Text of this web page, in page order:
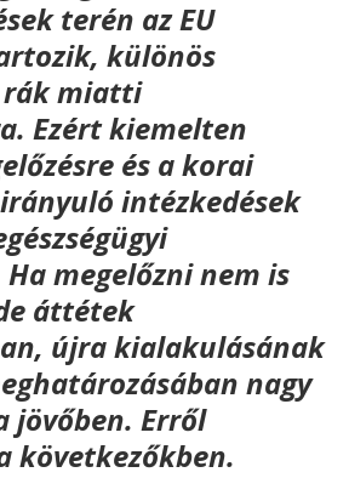
terén az EU
különös
miatti
Ezért kiemelten
és a korai
intézkedések
megelőzni nem is
áttétek
újra kialakulásának
nagy
jövőben. Erről
következőkben.